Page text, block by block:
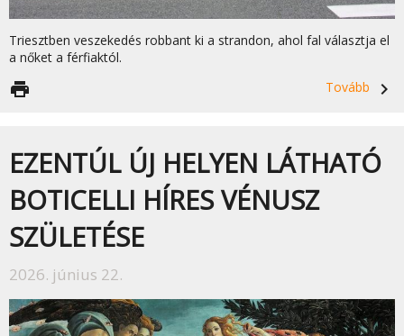
Triesztben veszekedés robbant ki a strandon, ahol fal választja el
a nőket a férfiaktól.
Tovább
navigate_next
print
EZENTÚL ÚJ HELYEN LÁTHATÓ
BOTICELLI HÍRES VÉNUSZ
SZÜLETÉSE
2026. június 22.